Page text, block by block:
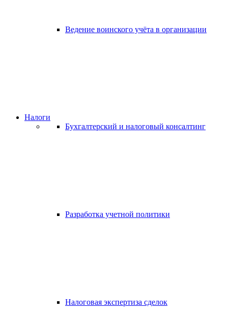
Ведение воинского учёта в организации
Налоги
Бухгалтерский и налоговый консалтинг
Разработка учетной политики
Налоговая экспертиза сделок